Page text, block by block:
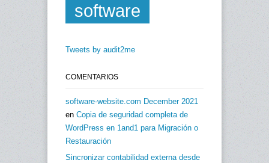
software
Tweets by audit2me
COMENTARIOS
software-website.com December 2021
en Copia de seguridad completa de
WordPress en 1and1 para Migración o
Restauración
Sincronizar contabilidad externa desde